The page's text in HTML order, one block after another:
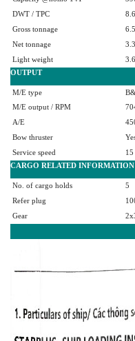
DWT / TPC
Gross tonnage
Net tonnage
Light weight
OUTPUT
M/E type
M/E output / RPM
A/E
Bow thruster
Service speed
CARGO RELATED INFORMATION
No. of cargo holds
5
Refer plug
Gear